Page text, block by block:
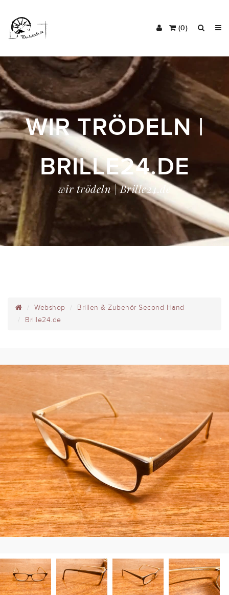
(0)
WIR TRÖDELN |
BRILLE24.DE
wir trödeln | Brille24.de
Webshop
Brillen & Zubehör Second Hand
Brille24.de